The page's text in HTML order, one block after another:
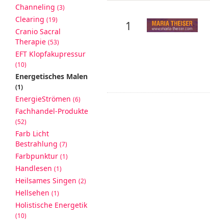
Channeling (3)
Clearing (19)
Cranio Sacral
Therapie (53)
EFT Klopfakupressur
(10)
Energetisches Malen
(1)
EnergieStrömen (6)
Fachhandel-Produkte
(52)
Farb Licht
Bestrahlung (7)
Farbpunktur (1)
Handlesen (1)
Heilsames Singen (2)
Hellsehen (1)
Holistische Energetik
(10)
1